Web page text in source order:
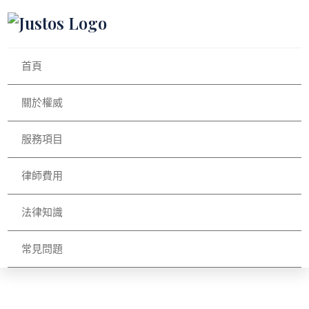
首頁
關於權威
服務項目
律師費用
法律知識
常見問題